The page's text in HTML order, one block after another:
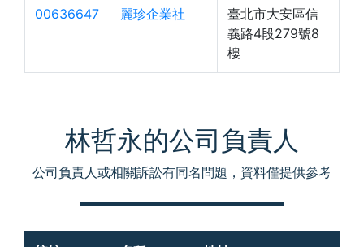
00636647 麗珍企業社
臺北市大安區信
義路4段279號8
樓
林哲永的公司負責人
公司負責人或相關訴訟有同名問題，資料僅提供參考